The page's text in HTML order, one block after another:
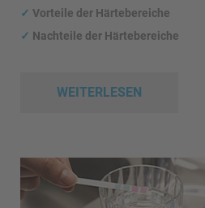
✓ Vorteile der Härtebereiche
✓ Nachteile der Härtebereiche
WEITERLESEN